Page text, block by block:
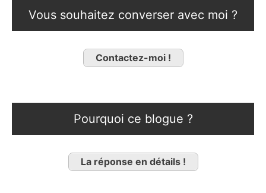
Vous souhaitez converser avec moi ?
Contactez-moi !
Pourquoi ce blogue ?
La réponse en détails !